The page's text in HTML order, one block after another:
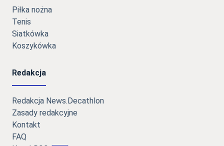
Piłka nożna
Tenis
Siatkówka
Koszykówka
Redakcja
Redakcja News.Decathlon
Zasady redakcyjne
Kontakt
FAQ